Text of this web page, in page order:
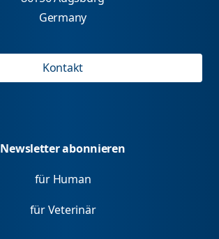
Germany
Kontakt
Newsletter abonnieren
für Human
für Veterinär